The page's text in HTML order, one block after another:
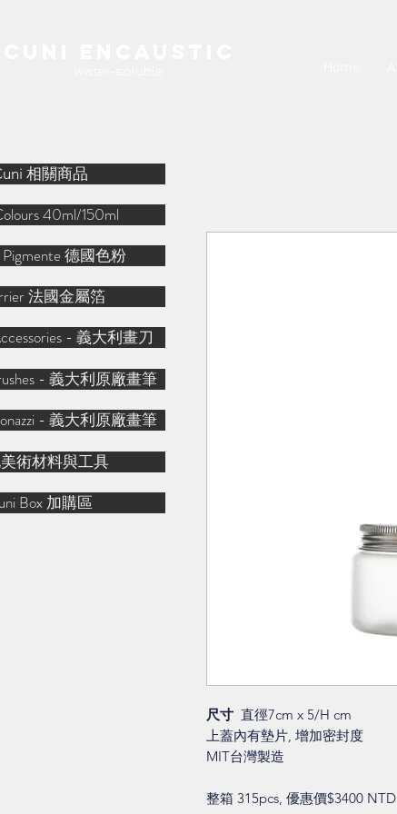
相關商品
40ml/150ml
德國色粉
法國金屬箔
- 義大利畫刀
- 義大利原廠畫筆
- 義大利原廠畫筆
術材料與工具
Box 加購區
尺寸 直徑7cm x 5/H cm
上蓋內有墊片, 增加密封度
MIT台灣製造
整箱 315pcs, 優惠價$3400 NTD